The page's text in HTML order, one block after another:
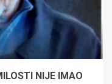
NIJE IMAO